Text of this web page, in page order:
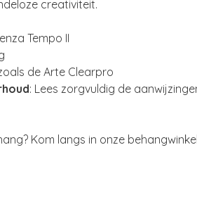
creativiteit.
Tempo II
de Arte Clearpro
: Lees zorgvuldig de
Kom langs in onze